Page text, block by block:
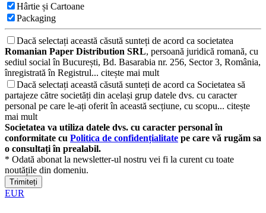
Hârtie și Cartoane
Packaging
Dacă selectați această căsută sunteți de acord ca societatea
Romanian Paper Distribution SRL, persoană juridică romană, cu
sediul social în București, Bd. Basarabia nr. 256, Sector 3, România,
înregistrată în Registrul... citește mai mult
Dacă selectați această căsută sunteți de acord ca Societatea să
partajeze către societăți din același grup datele dvs. cu caracter
personal pe care le-ați oferit în această secțiune, cu scopu... citește
mai mult
Societatea va utiliza datele dvs. cu caracter personal în
conformitate cu Politica de confidențialitate pe care vă rugăm sa
o consultați în prealabil.
* Odată abonat la newsletter-ul nostru vei fi la curent cu toate
noutățile din domeniu.
Trimiteți
EUR